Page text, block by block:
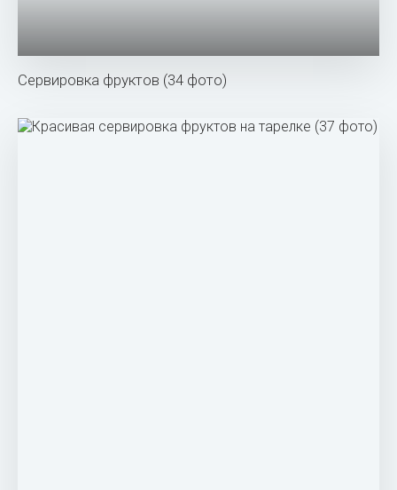
Сервировка фруктов (34 фото)